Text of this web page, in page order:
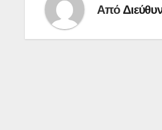
Από